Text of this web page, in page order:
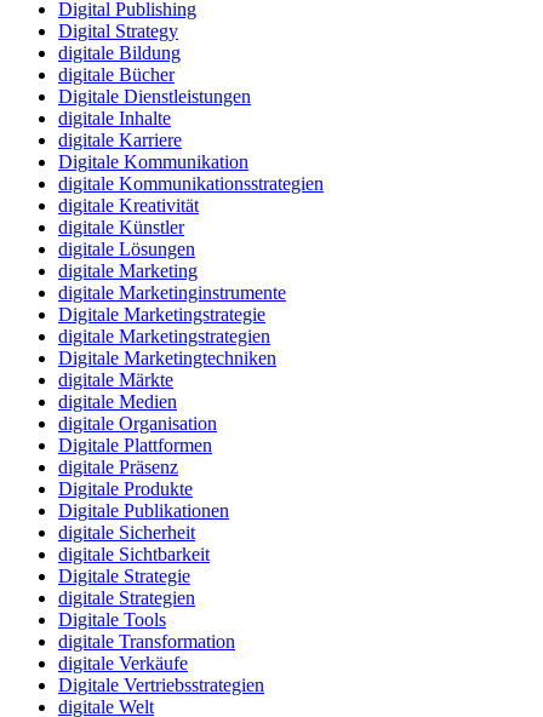
Digital Publishing
Digital Strategy
digitale Bildung
digitale Bücher
Digitale Dienstleistungen
digitale Inhalte
digitale Karriere
Digitale Kommunikation
digitale Kommunikationsstrategien
digitale Kreativität
digitale Künstler
digitale Lösungen
digitale Marketing
digitale Marketinginstrumente
Digitale Marketingstrategie
digitale Marketingstrategien
Digitale Marketingtechniken
digitale Märkte
digitale Medien
digitale Organisation
Digitale Plattformen
digitale Präsenz
Digitale Produkte
Digitale Publikationen
digitale Sicherheit
digitale Sichtbarkeit
Digitale Strategie
digitale Strategien
Digitale Tools
digitale Transformation
digitale Verkäufe
Digitale Vertriebsstrategien
digitale Welt